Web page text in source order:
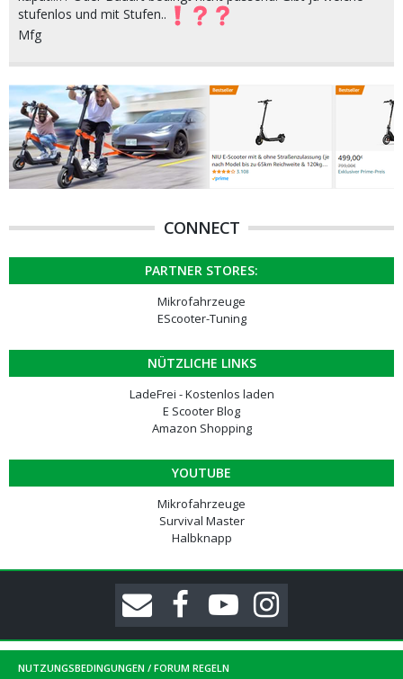
stufenlos und mit Stufen..
Mfg
CONNECT
PARTNER STORES:
Mikrofahrzeuge
EScooter-Tuning
NÜTZLICHE LINKS
LadeFrei - Kostenlos laden
E Scooter Blog
Amazon Shopping
YOUTUBE
Mikrofahrzeuge
Survival Master
Halbknapp
NUTZUNGSBEDINGUNGEN / FORUM REGELN